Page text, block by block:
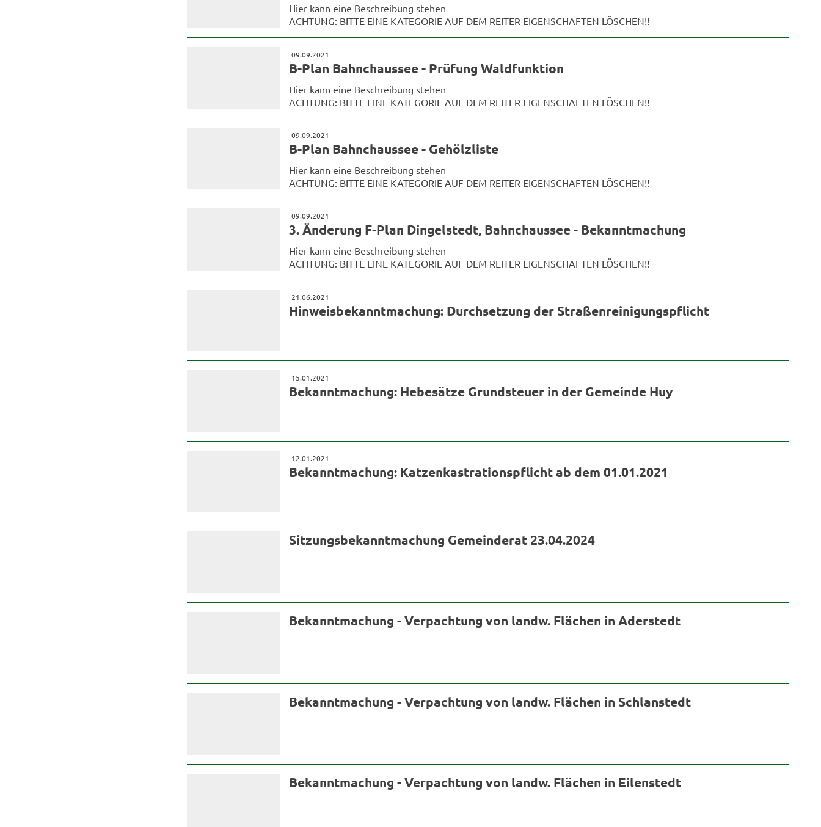
Hier kann eine Beschreibung stehen
ACHTUNG: BITTE EINE KATEGORIE AUF DEM REITER EIGENSCHAFTEN LÖSCHEN!!
09.09.2021
B-Plan Bahnchaussee - Prüfung Waldfunktion
Hier kann eine Beschreibung stehen
ACHTUNG: BITTE EINE KATEGORIE AUF DEM REITER EIGENSCHAFTEN LÖSCHEN!!
09.09.2021
B-Plan Bahnchaussee - Gehölzliste
Hier kann eine Beschreibung stehen
ACHTUNG: BITTE EINE KATEGORIE AUF DEM REITER EIGENSCHAFTEN LÖSCHEN!!
09.09.2021
3. Änderung F-Plan Dingelstedt, Bahnchaussee - Bekanntmachung
Hier kann eine Beschreibung stehen
ACHTUNG: BITTE EINE KATEGORIE AUF DEM REITER EIGENSCHAFTEN LÖSCHEN!!
21.06.2021
Hinweisbekanntmachung: Durchsetzung der Straßenreinigungspflicht
15.01.2021
Bekanntmachung: Hebesätze Grundsteuer in der Gemeinde Huy
12.01.2021
Bekanntmachung: Katzenkastrationspflicht ab dem 01.01.2021
Sitzungsbekanntmachung Gemeinderat 23.04.2024
Bekanntmachung - Verpachtung von landw. Flächen in Aderstedt
Bekanntmachung - Verpachtung von landw. Flächen in Schlanstedt
Bekanntmachung - Verpachtung von landw. Flächen in Eilenstedt